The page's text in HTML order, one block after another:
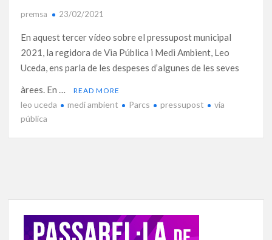
premsa 23/02/2021
En aquest tercer vídeo sobre el pressupost municipal
2021, la regidora de Via Pública i Medi Ambient, Leo
Uceda, ens parla de les despeses d’algunes de les seves
àrees. En …
READ MORE
leo uceda medi ambient Parcs pressupost
via
pública